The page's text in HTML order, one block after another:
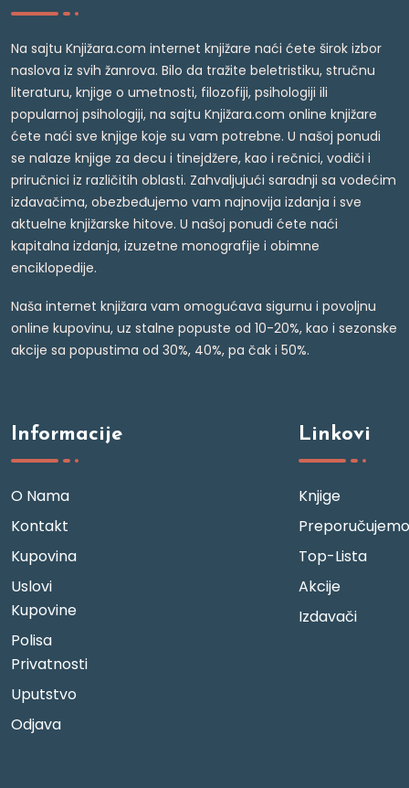
Na sajtu Knjižara.com internet knjižare naći ćete širok izbor
naslova iz svih žanrova. Bilo da tražite beletristiku, stručnu
literaturu, knjige o umetnosti, filozofiji, psihologiji ili
popularnoj psihologiji, na sajtu Knjižara.com online knjižare
ćete naći sve knjige koje su vam potrebne. U našoj ponudi
se nalaze knjige za decu i tinejdžere, kao i rečnici, vodiči i
priručnici iz različitih oblasti. Zahvaljujući saradnji sa vodećim
izdavačima, obezbeđujemo vam najnovija izdanja i sve
aktuelne knjižarske hitove. U našoj ponudi ćete naći
kapitalna izdanja, izuzetne monografije i obimne
enciklopedije.
Naša internet knjižara vam omogućava sigurnu i povoljnu
online kupovinu, uz stalne popuste od 10-20%, kao i sezonske
akcije sa popustima od 30%, 40%, pa čak i 50%.
Informacije
O Nama
Kontakt
Kupovina
Uslovi
Kupovine
Polisa
Privatnosti
Uputstvo
Odjava
Linkovi
Knjige
Preporučujemo
Top-Lista
Akcije
Izdavači